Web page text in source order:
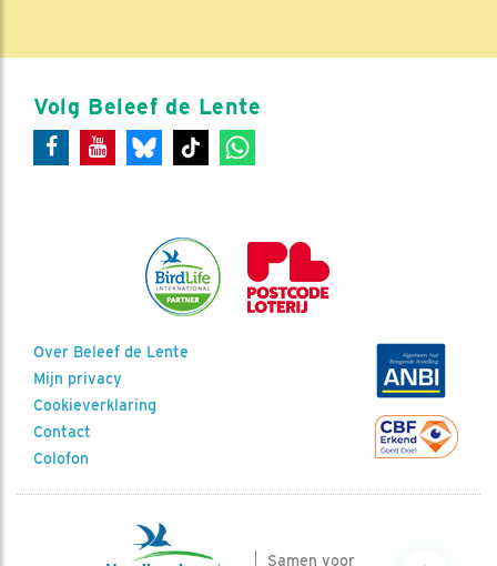
Volg Beleef de Lente
Over Beleef de Lente
Mijn privacy
Cookieverklaring
Contact
Colofon
Samen voor